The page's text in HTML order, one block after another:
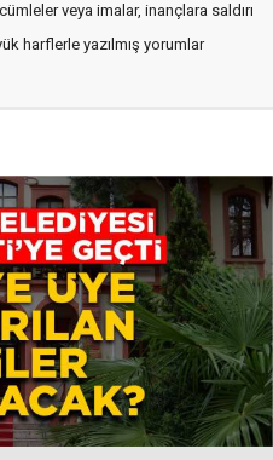
veya imalar, inançlara saldırı
harflerle yazılmış yorumlar